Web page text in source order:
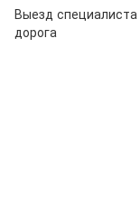
Выезд
дорога